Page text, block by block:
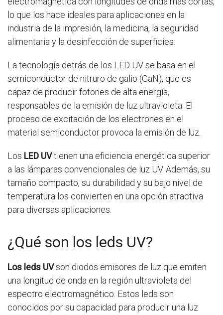
lo que los hace ideales para aplicaciones en la
industria de la impresión, la medicina, la seguridad
alimentaria y la desinfección de superficies.
La tecnología detrás de los LED UV se basa en el
semiconductor de nitruro de galio (GaN), que es
capaz de producir fotones de alta energía,
responsables de la emisión de luz ultravioleta. El
proceso de excitación de los electrones en el
material semiconductor provoca la emisión de luz.
Los LED UVtienen una eficiencia energética superior
a las lámparas convencionales de luz UV. Además, su
tamaño compacto, su durabilidad y su bajo nivel de
temperatura los convierten en una opción atractiva
para diversas aplicaciones.
¿Qué son los leds UV?
Los leds UVson diodos emisores de luz que emiten
una longitud de onda en la región ultravioleta del
espectro electromagnético. Estos leds son
conocidos por su capacidad para producir una luz